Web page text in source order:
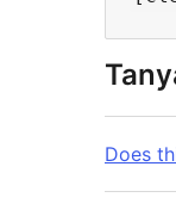
Does